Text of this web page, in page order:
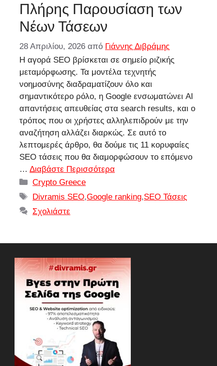
Πλήρης Παρουσίαση των
Νέων Τάσεων
28 Απριλίου, 2026 από Γιάννης Διβράμης
Η αγορά SEO βρίσκεται σε σημείο ριζικής
μεταμόρφωσης. Τα μοντέλα τεχνητής
νοημοσύνης διαδραματίζουν όλο και
σημαντικότερο ρόλο, η Google ενσωματώνει AI
απαντήσεις απευθείας στα search results, και ο
τρόπος που οι χρήστες αλληλεπιδρούν με την
αναζήτηση αλλάζει διαρκώς. Σε αυτό το
λεπτομερές άρθρο, θα δούμε τις 11 κορυφαίες
SEO τάσεις που θα διαμορφώσουν το επόμενο
… Διαβάστε Περισσότερα
Κατηγορίες
Crypto Greece
Ετικέτες
Divramis SEO,Google ranking,SEO Τάσεις
Σχολιάστε